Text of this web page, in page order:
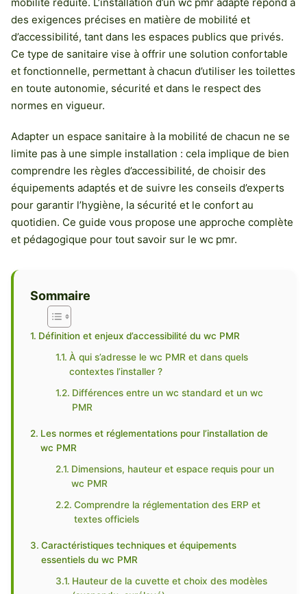
des exigences précises en matière de mobilité et
d’accessibilité, tant dans les espaces publics que privés.
Ce type de sanitaire vise à offrir une solution confortable
et fonctionnelle, permettant à chacun d’utiliser les toilettes
en toute autonomie, sécurité et dans le respect des
normes en vigueur.
Adapter un espace sanitaire à la mobilité de chacun ne se
limite pas à une simple installation : cela implique de bien
comprendre les règles d’accessibilité, de choisir des
équipements adaptés et de suivre les conseils d’experts
pour garantir l’hygiène, la sécurité et le confort au
quotidien. Ce guide vous propose une approche complète
et pédagogique pour tout savoir sur le wc pmr.
Sommaire
Définition et enjeux d’accessibilité du wc PMR
À qui s’adresse le wc PMR et dans quels
contextes l’installer ?
Différences entre un wc standard et un wc
PMR
Les normes et réglementations pour l’installation de
wc PMR
Dimensions, hauteur et espace requis pour un
wc PMR
Comprendre la réglementation des ERP et
textes officiels
Caractéristiques techniques et équipements
essentiels du wc PMR
Hauteur de la cuvette et choix des modèles